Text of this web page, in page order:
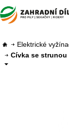
Elektrické
Cívka se strunou